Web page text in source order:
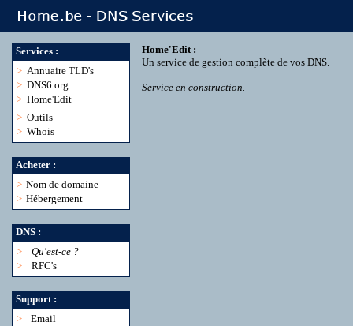
Services :
> Annuaire TLD's
> DNS6.org
> Home'Edit
> Outils
> Whois
Acheter :
> Nom de domaine
> Hébergement
DNS :
>
Qu'est-ce ?
>
RFC's
Support :
>
Email
Home'Edit :
Un service de gestion complète de vos DNS.
Service en construction.